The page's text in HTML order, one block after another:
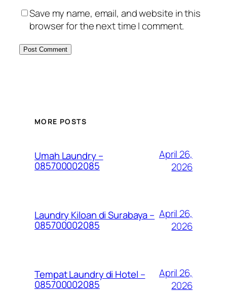
Save my name, email, and website in this
browser for the next time I comment.
MORE POSTS
Umah Laundry –
085700002085
April 26,
2026
Laundry Kiloan di Surabaya –
085700002085
April 26,
2026
Tempat Laundry di Hotel –
085700002085
April 26,
2026